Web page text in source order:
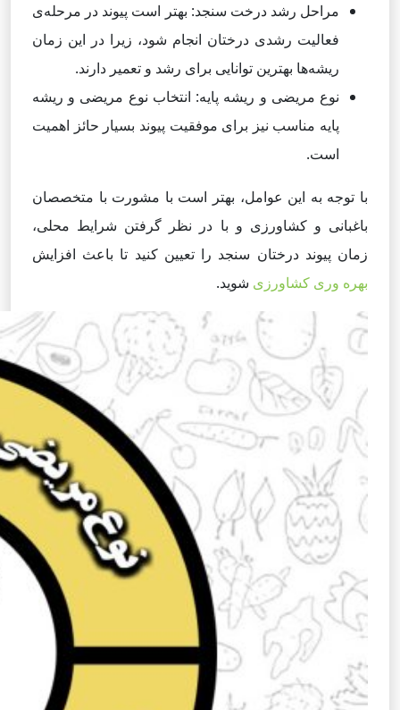
مراحل رشد درخت سنجد: بهتر است پیوند در مرحله‌ی
فعالیت رشدی درختان انجام شود، زیرا در این زمان
ریشه‌ها بهترین توانایی برای رشد و تعمیر دارند.
نوع مریضی و ریشه پایه: انتخاب نوع مریضی و ریشه
پایه مناسب نیز برای موفقیت پیوند بسیار حائز اهمیت
است.
با توجه به این عوامل، بهتر است با مشورت با متخصصان
باغبانی و کشاورزی و با در نظر گرفتن شرایط محلی،
زمان پیوند درختان سنجد را تعیین کنید تا باعث افزایش
بهره وری کشاورزی شوید.